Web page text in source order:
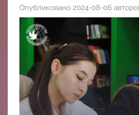
罗
化
中
Опубликовано 2024-08-06